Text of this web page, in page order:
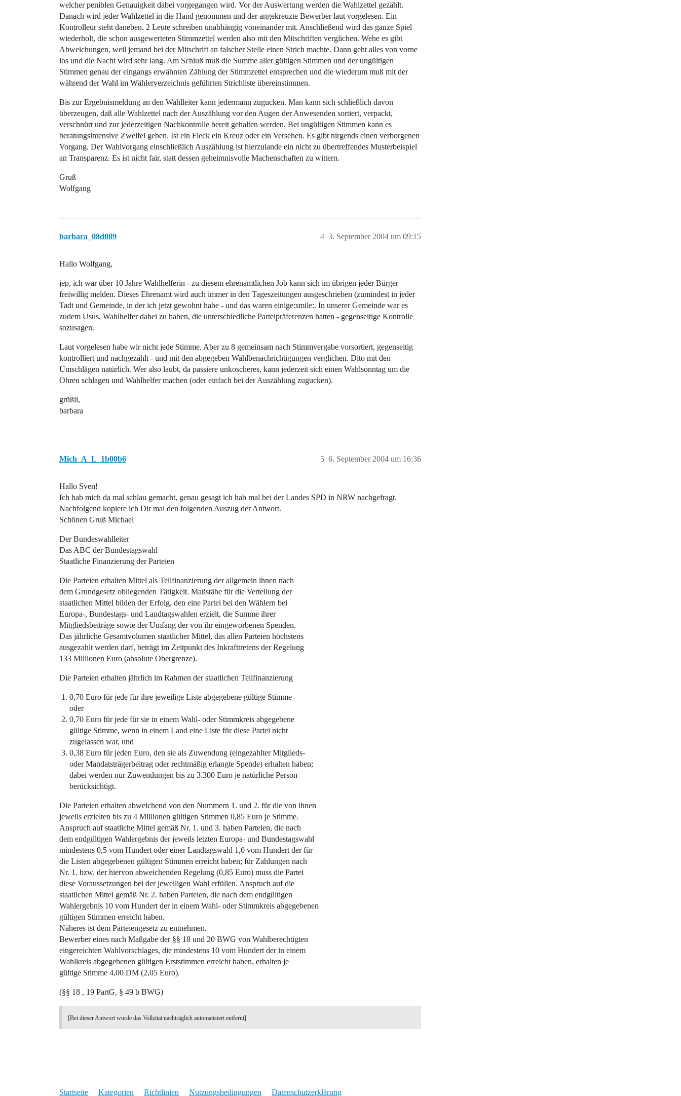
welcher peniblen Genauigkeit dabei vorgegangen wird. Vor der Auswertung werden die Wahlzettel gezählt.
Danach wird jeder Wahlzettel in die Hand genommen und der angekreuzte Bewerber laut vorgelesen. Ein
Kontrolleur steht daneben. 2 Leute schreiben unabhängig voneinander mit. Anschließend wird das ganze Spiel
wiederholt, die schon ausgewerteten Stimmzettel werden also mit den Mitschriften verglichen. Wehe es gibt
Abweichungen, weil jemand bei der Mitschrift an falscher Stelle einen Strich machte. Dann geht alles von vorne
los und die Nacht wird sehr lang. Am Schluß muß die Summe aller gültigen Stimmen und der ungültigen
Stimmen genau der eingangs erwähnten Zählung der Stimmzettel entsprechen und die wiederum muß mit der
während der Wahl im Wählerverzeichnis geführten Strichliste übereinstimmen.
Bis zur Ergebnismeldung an den Wahlleiter kann jedermann zugucken. Man kann sich schließlich davon
überzeugen, daß alle Wahlzettel nach der Auszählung vor den Augen der Anwesenden sortiert, verpackt,
verschnürt und zur jederzeitigen Nachkontrolle bereit gehalten werden. Bei ungültigen Stimmen kann es
beratungsintensive Zweifel geben. Ist ein Fleck ein Kreuz oder ein Versehen. Es gibt nirgends einen verborgenen
Vorgang. Der Wahlvorgang einschließlich Auszählung ist hierzulande ein nicht zu übertreffendes Musterbeispiel
an Transparenz. Es ist nicht fair, statt dessen geheimnisvolle Machenschaften zu wittern.
Gruß
Wolfgang
barbara_08d089 3. September 2004 um 09:15
4
Hallo Wolfgang,
jep, ich war über 10 Jahre Wahlhelferin - zu diesem ehrenamtlichen Job kann sich im übrigen jeder Bürger
freiwillig melden. Dieses Ehrenamt wird auch immer in den Tageszeitungen ausgeschrieben (zumindest in jeder
Tadt und Gemeinde, in der ich jetzt gewohnt habe - und das waren einige:smile:. In unserer Gemeinde war es
zudem Usus, Wahlhelfer dabei zu haben, die unterschiedliche Parteipräferenzen hatten - gegenseitige Kontrolle
sozusagen.
Laut vorgelesen habe wir nicht jede Stimme. Aber zu 8 gemeinsam nach Stimmvergabe vorsortiert, gegenseitig
kontrolliert und nachgezählt - und mit den abgegeben Wahlbenachrichtigungen verglichen. Dito mit den
Umschlägen natürlich. Wer also laubt, da passiere unkoscheres, kann jederzeit sich einen Wahlsonntag um die
Ohren schlagen und Wahlhelfer machen (oder einfach bei der Auszählung zugucken).
grüßli,
barbara
Mich_A_L_1b00b6 6. September 2004 um 16:36
5
Hallo Sven!
Ich hab mich da mal schlau gemacht, genau gesagt ich hab mal bei der Landes SPD in NRW nachgefragt.
Nachfolgend kopiere ich Dir mal den folgenden Auszug der Antwort.
Schönen Gruß Michael
Der Bundeswahlleiter
Das ABC der Bundestagswahl
Staatliche Finanzierung der Parteien
Die Parteien erhalten Mittel als Teilfinanzierung der allgemein ihnen nach
dem Grundgesetz obliegenden Tätigkeit. Maßstäbe für die Verteilung der
staatlichen Mittel bilden der Erfolg, den eine Partei bei den Wählern bei
Europa-, Bundestags- und Landtagswahlen erzielt, die Summe ihrer
Mitgliedsbeiträge sowie der Umfang der von ihr eingeworbenen Spenden.
Das jährliche Gesamtvolumen staatlicher Mittel, das allen Parteien höchstens
ausgezahlt werden darf, beträgt im Zeitpunkt des Inkrafttretens der Regelung
133 Millionen Euro (absolute Obergrenze).
Die Parteien erhalten jährlich im Rahmen der staatlichen Teilfinanzierung
0,70 Euro für jede für ihre jeweilige Liste abgegebene gültige Stimme
oder
0,70 Euro für jede für sie in einem Wahl- oder Stimmkreis abgegebene
gültige Stimme, wenn in einem Land eine Liste für diese Partei nicht
zugelassen war, und
0,38 Euro für jeden Euro, den sie als Zuwendung (eingezahlter Mitglieds-
oder Mandatsträgerbeitrag oder rechtmäßig erlangte Spende) erhalten haben;
dabei werden nur Zuwendungen bis zu 3.300 Euro je natürliche Person
berücksichtigt.
Die Parteien erhalten abweichend von den Nummern 1. und 2. für die von ihnen
jeweils erzielten bis zu 4 Millionen gültigen Stimmen 0,85 Euro je Stimme.
Anspruch auf staatliche Mittel gemäß Nr. 1. und 3. haben Parteien, die nach
dem endgültigen Wahlergebnis der jeweils letzten Europa- und Bundestagswahl
mindestens 0,5 vom Hundert oder einer Landtagswahl 1,0 vom Hundert der für
die Listen abgegebenen gültigen Stimmen erreicht haben; für Zahlungen nach
Nr. 1. bzw. der hiervon abweichenden Regelung (0,85 Euro) muss die Partei
diese Voraussetzungen bei der jeweiligen Wahl erfüllen. Anspruch auf die
staatlichen Mittel gemäß Nr. 2. haben Parteien, die nach dem endgültigen
Wahlergebnis 10 vom Hundert der in einem Wahl- oder Stimmkreis abgegebenen
gültigen Stimmen erreicht haben.
Näheres ist dem Parteiengesetz zu entnehmen.
Bewerber eines nach Maßgabe der §§ 18 und 20 BWG von Wahlberechtigten
eingereichten Wahlvorschlages, die mindestens 10 vom Hundert der in einem
Wahlkreis abgegebenen gültigen Erststimmen erreicht haben, erhalten je
gültige Stimme 4,00 DM (2,05 Euro).
(§§ 18 , 19 PartG, § 49 b BWG)
[Bei dieser Antwort wurde das Vollzitat nachträglich automatisiert entfernt]
Startseite Kategorien Richtlinien Nutzungsbedingungen Datenschutzerklärung